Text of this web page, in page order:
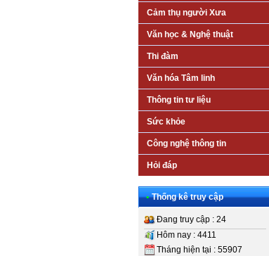
Cảm thụ người Xưa
Văn học & Nghệ thuật
Thi đàm
Văn hóa Tâm linh
Thông tin tư liệu
Sức khỏe
Công nghệ thông tin
Hỏi đáp
• Thống kê truy cập
Đang truy cập : 24
Hôm nay : 4411
Tháng hiện tại : 55907